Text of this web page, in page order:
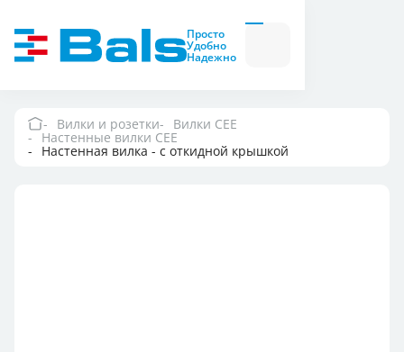
Просто
Удобно
Надежно
Вилки
и
розетки
модули
Вилки и розетки
Компания
Вилки и розетки Вилки CEE
Настенные вилки CEE
Настенная вилка - с откидной крышкой